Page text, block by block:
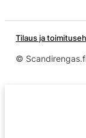
Tilaus ja
©